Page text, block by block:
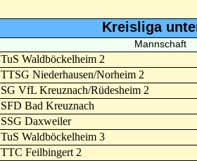
Kreisliga
Mannschaft
TuS Waldböckelheim 2
TTSG Niederhausen/Norheim 2
SG VfL Kreuznach/Rüdesheim 2
SFD Bad Kreuznach
SSG Daxweiler
TuS Waldböckelheim 3
TTC Feilbingert 2